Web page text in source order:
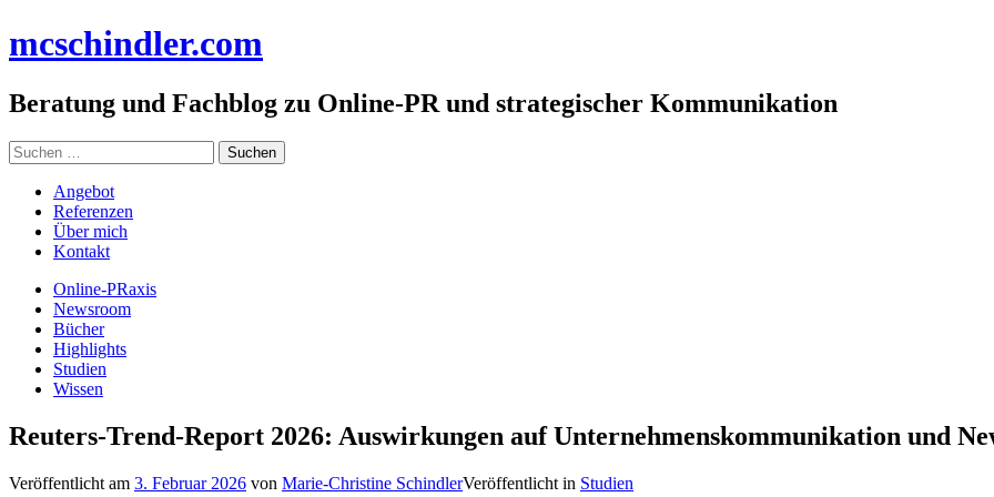
Inhalt
mcschindler.com
Beratung und Fachblog zu Online-PR und strategischer Kommunikation
Suchen
nach:
Angebot
Referenzen
Über mich
Kontakt
Online-PRaxis
Newsroom
Bücher
Highlights
Studien
Wissen
Reuters-Trend-Report 2026: Auswirkungen auf Unternehmenskommunikation und
Veröffentlicht am 3. Februar 2026 von Marie-Christine SchindlerVeröffentlicht in Studien